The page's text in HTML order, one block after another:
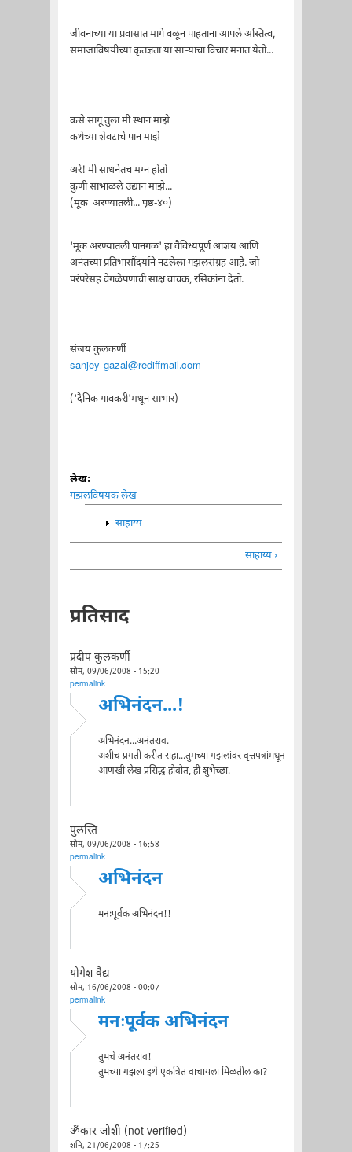
जीवनाच्या या प्रवासात मागे वळून पाहताना आपले अस्तित्व,
समाजाविषयीच्या कृतज्ञता या साऱ्यांचा विचार मनात येतो...
कसे सांगू तुला मी स्थान माझे
कथेच्या शेवटाचे पान माझे
अरे! मी साधनेतच मग्न होतो
कुणी सांभाळले उद्यान माझे...
(मूक अरण्यातली... पृष्ठ-४०)
'मूक अरण्यातली पानगळ' हा वैविध्यपूर्ण आशय आणि
अनंतच्या प्रतिभासौंदर्याने नटलेला गझलसंग्रह आहे. जो
परंपरेसह वेगळेपणाची साक्ष वाचक, रसिकांना देतो.
संजय कुलकर्णी
sanjey_gazal@rediffmail.com
('दैनिक गावकरी'मधून साभार)
लेख:
गझलविषयक लेख
साहाय्य
साहाय्य ›
प्रतिसाद
प्रदीप कुलकर्णी
सोम, 09/06/2008 - 15:20
permalink
अभिनंदन...!
अभिनंदन...अनंतराव.
अशीच प्रगती करीत राहा...तुमच्या गझलांवर वृत्तपत्रांमधून
आणखी लेख प्रसिद्ध होवोत, ही शुभेच्छा.
पुलस्ति
सोम, 09/06/2008 - 16:58
permalink
अभिनंदन
मनःपूर्वक अभिनंदन!!
योगेश वैद्य
सोम, 16/06/2008 - 00:07
permalink
मनःपूर्वक अभिनंदन
तुमचे अनंतराव!
तुमच्या गझला इथे एकत्रित वाचायला मिळतील का?
ॐकार जोशी (not verified)
शनि, 21/06/2008 - 17:25